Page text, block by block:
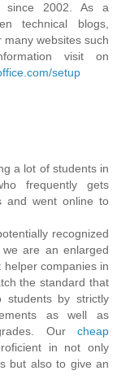
since 2002. As a
technical blogs,
websites such
visit on
setup
a lot of students in
frequently gets
and went online to
recognized
are an enlarged
companies in
the standard that
students by strictly
as well as
Our cheap
in not only
but also to give an